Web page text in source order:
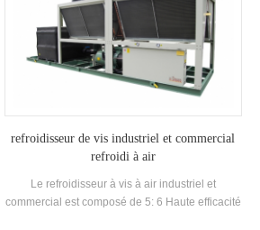
configurée en fonction de la thermique client
Besoins. L'unité a 39 standard Spécifications.
refroidisseur de vis industriel et commercial
refroidi à air
Le refroidisseur à vis à air industriel et
commercial est composé de 5: 6 Haute efficacité